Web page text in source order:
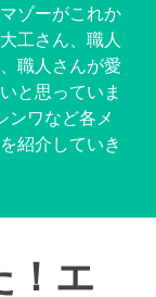
ゾーがこれか
工さん、職人
職人さんが愛
と思っていま
ンワなど各メ
紹介していき
！エ